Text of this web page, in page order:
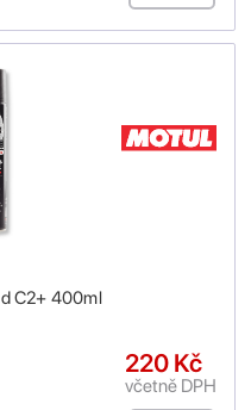
C2+ 400ml
220 Kč
včetně DPH